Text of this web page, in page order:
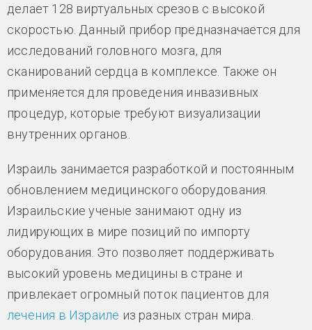
делает 128 виртуальных срезов с высокой
скоростью. Данный прибор предназначается для
исследований головного мозга, для
сканирований сердца в комплексе. Также он
применяется для проведения инвазивных
процедур, которые требуют визуализации
внутренних органов.
Израиль занимается разработкой и постоянным
обновлением медицинского оборудования.
Израильские ученые занимают одну из
лидирующих в мире позиций по импорту
оборудования. Это позволяет поддерживать
высокий уровень медицины в стране и
привлекает огромный поток пациентов для
лечения в Израиле из разных стран мира.